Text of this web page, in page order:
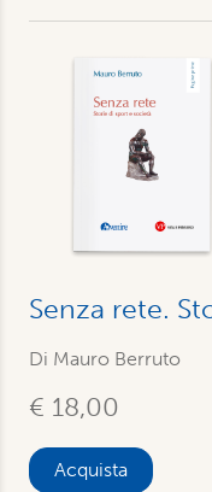
Senza rete.
Di Mauro Berruto
€ 18,00
Acquista